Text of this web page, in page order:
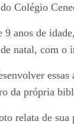
Colégio
9 anos de
natal, com o
da própria
relata de